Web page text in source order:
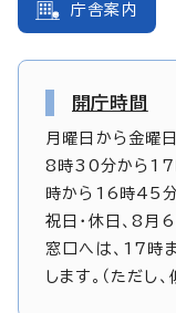
庁舎案内
開庁時間
月曜日から金曜日
8時30分から17
時から16時45分
祝日・休日、8
窓口へは、17時
します。（ただ